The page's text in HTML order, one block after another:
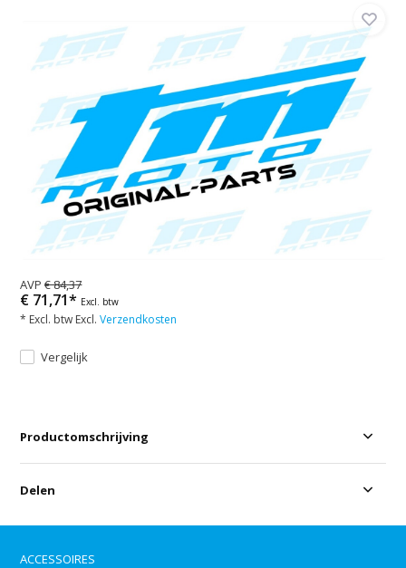
AVP€ 84,37
€ 71,71* Excl. btw
* Excl. btw Excl.Verzendkosten
Vergelijk
Productomschrijving
Delen
ACCESSOIRES